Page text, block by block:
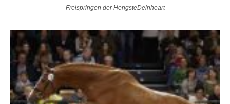
Freispringen der HengsteDeinheart